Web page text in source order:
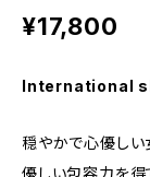
¥17,800
International
穏やかで心優しい
優しい包容力を得